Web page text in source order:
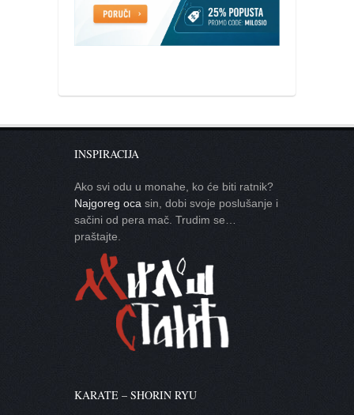
INSPIRACIJA
Ako svi odu u monahe, ko će biti ratnik?
Najgoreg oca sin, dobi svoje poslušanje i
sačini od pera mač. Trudim se…
praštajte.
KARATE – SHORIN RYU